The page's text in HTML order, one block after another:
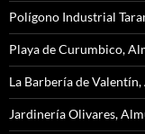
Polígono Industrial
Playa de Curumbico,
La Barbería de
Jardinería Olivares,